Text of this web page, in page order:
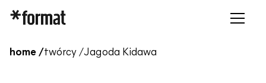
home /twórcy /Jagoda Kidawa